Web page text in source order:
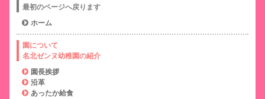
最初のページへ戻ります
ホーム
園について
名北ゼンヌ幼稚園の紹介
園長挨拶
沿革
あったか給食